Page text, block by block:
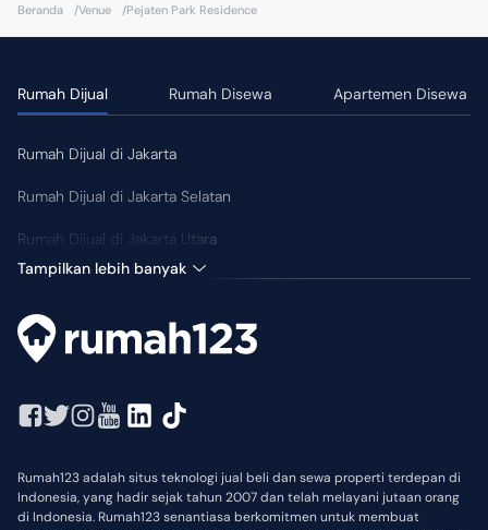
Beranda /Venue /Pejaten Park Residence
Rumah Dijual Rumah Disewa Apartemen Disewa
Rumah Dijual di Jakarta
Rumah Dijual di Jakarta Selatan
Rumah Dijual di Jakarta Utara
Tampilkan lebih banyak
Rumah123 adalah situs teknologi jual beli dan sewa properti terdepan di
Indonesia, yang hadir sejak tahun 2007 dan telah melayani jutaan orang
di Indonesia. Rumah123 senantiasa berkomitmen untuk membuat